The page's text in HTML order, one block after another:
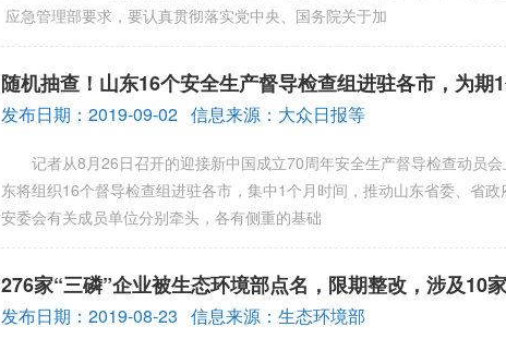
应急管理部要求，要认真贯彻落实党中央、国务院关于加
随机抽查！山东16个安全生产督导检查组进驻各市，为期
发布日期：2019-09-02 信息来源：大众日报等
记者从8月26日召开的迎接新中国成立70周年安全生产督导检查动员
东将组织16个督导检查组进驻各市，集中1个月时间，推动山东省委、
安委会有关成员单位分别牵头，各有侧重的基础
276家“三磷”企业被生态环境部点名，限期整改，涉及10
发布日期：2019-08-23 信息来源：生态环境部